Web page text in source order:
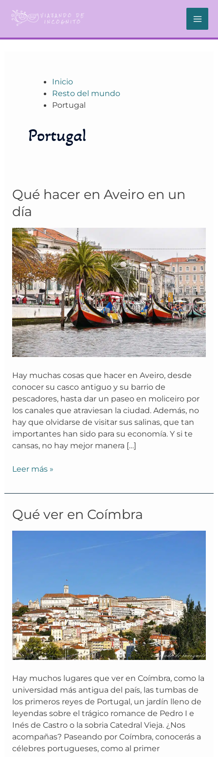
contenido
Inicio
Resto del mundo
Portugal
Portugal
Qué hacer en Aveiro en un
día
Hay muchas cosas que hacer en Aveiro, desde
conocer su casco antiguo y su barrio de
pescadores, hasta dar un paseo en moliceiro por
los canales que atraviesan la ciudad. Además, no
hay que olvidarse de visitar sus salinas, que tan
importantes han sido para su economía. Y si te
cansas, no hay mejor manera […]
Qué
hacer
en
Aveiro
en
un
día
Leer más »
Qué ver en Coímbra
Hay muchos lugares que ver en Coímbra, como la
universidad más antigua del país, las tumbas de
los primeros reyes de Portugal, un jardín lleno de
leyendas sobre el trágico romance de Pedro I e
Inés de Castro o la sobria Catedral Vieja. ¿Nos
acompañas? Paseando por Coímbra, conocerás a
célebres portugueses, como al primer
Qué
ver